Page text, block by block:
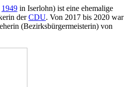
1949 in Iserlohn) ist eine ehemalige
derCDU. Von 2017 bis 2020 war
(Bezirksbürgermeisterin) von